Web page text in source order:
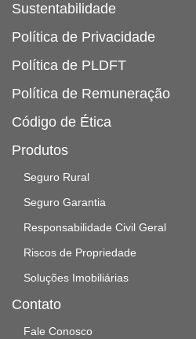
Sustentabilidade
Política de Privacidade
Política de PLDFT
Política de Remuneração
Código de Ética
Produtos
Seguro Rural
Seguro Garantia
Responsabilidade Civil Geral
Riscos de Propriedade
Soluções Imobiliárias
Contato
Fale Conosco